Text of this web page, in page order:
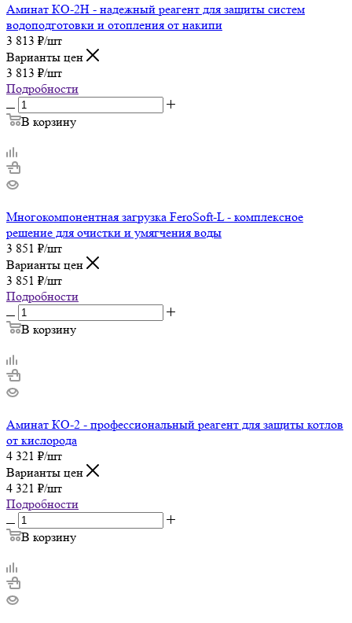
Аминат КО-2H - надежный реагент для защиты систем
водоподготовки и отопления от накипи
3 813 ₽/шт
Варианты цен
3 813 ₽/шт
Подробности
В корзину
Многокомпонентная загрузка FeroSoft-L - комплексное
решение для очистки и умягчения воды
3 851 ₽/шт
Варианты цен
3 851 ₽/шт
Подробности
В корзину
Аминат КО-2 - профессиональный реагент для защиты котлов
от кислорода
4 321 ₽/шт
Варианты цен
4 321 ₽/шт
Подробности
В корзину